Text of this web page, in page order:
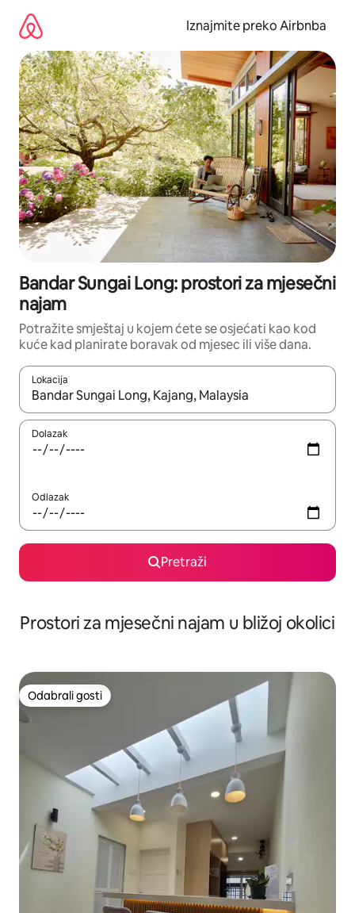
sadržaj
Iznajmite preko Airbnba
Bandar Sungai Long: prostori za mjesečni
najam
Potražite smještaj u kojem ćete se osjećati kao kod
kuće kad planirate boravak od mjesec ili više dana.
Lokacija
Kada budu dostupni rezultati, moći ćete ih pregledati
Dolazak
Odlazak
Pretraži
Prostori za mjesečni najam u bližoj okolici
Odabrali gosti
Odabrali gosti